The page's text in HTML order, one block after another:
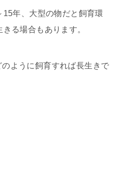
年、大型の物だと飼育環
る場合もあります。
ように飼育すれば長生きで